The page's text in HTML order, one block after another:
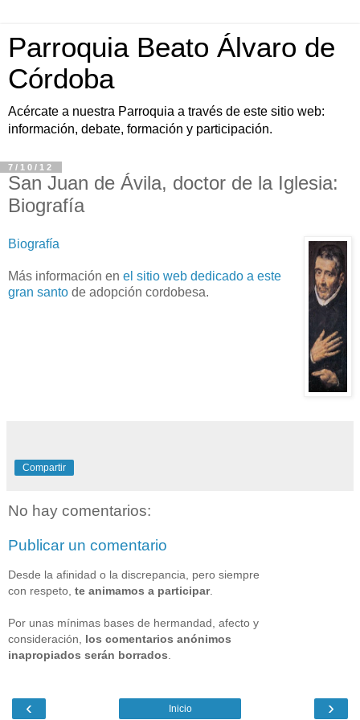
Parroquia Beato Álvaro de
Córdoba
Acércate a nuestra Parroquia a través de este sitio web:
información, debate, formación y participación.
7/10/12
San Juan de Ávila, doctor de la Iglesia:
Biografía
Biografía
Más información en el sitio web dedicado a este
gran santo de adopción cordobesa.
Compartir
No hay comentarios:
Publicar un comentario
Desde la afinidad o la discrepancia, pero siempre
con respeto, te animamos a participar.
Por unas mínimas bases de hermandad, afecto y
consideración, los comentarios anónimos
inapropiados serán borrados
‹ ›
Inicio